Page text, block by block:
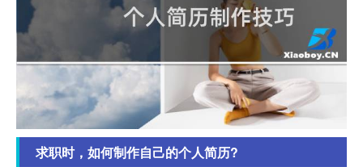
求职时，如何制作自己的个人简历?